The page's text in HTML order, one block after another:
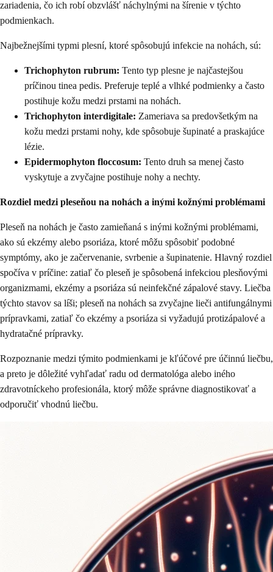
zariadenia, čo ich robí obzvlášť náchylnými na šírenie v týchto
podmienkach.
Najbežnejšími typmi plesní, ktoré spôsobujú infekcie na nohách, sú:
Trichophyton rubrum: Tento typ plesne je najčastejšou
príčinou tinea pedis. Preferuje teplé a vlhké podmienky a často
postihuje kožu medzi prstami na nohách.
Trichophyton interdigitale: Zameriava sa predovšetkým na
kožu medzi prstami nohy, kde spôsobuje šupinaté a praskajúce
lézie.
Epidermophyton floccosum: Tento druh sa menej často
vyskytuje a zvyčajne postihuje nohy a nechty.
Rozdiel medzi pleseňou na nohách a inými kožnými problémami
Pleseň na nohách je často zamieňaná s inými kožnými problémami,
ako sú ekzémy alebo psoriáza, ktoré môžu spôsobiť podobné
symptómy, ako je začervenanie, svrbenie a šupinatenie. Hlavný rozdiel
spočíva v príčine: zatiaľ čo pleseň je spôsobená infekciou plesňovými
organizmami, ekzémy a psoriáza sú neinfekčné zápalové stavy. Liečba
týchto stavov sa líši; pleseň na nohách sa zvyčajne lieči antifungálnymi
prípravkami, zatiaľ čo ekzémy a psoriáza si vyžadujú protizápalové a
hydratačné prípravky.
Rozpoznanie medzi týmito podmienkami je kľúčové pre účinnú liečbu,
a preto je dôležité vyhľadať radu od dermatológa alebo iného
zdravotníckeho profesionála, ktorý môže správne diagnostikovať a
odporučiť vhodnú liečbu.